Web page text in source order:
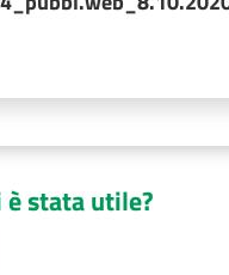
è stata utile?